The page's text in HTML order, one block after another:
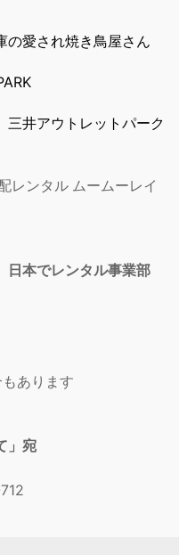
愛され焼き鳥屋さん
井アウトレットパーク
レンタル ムームーレイ
本でレンタル事業部
あります
」宛